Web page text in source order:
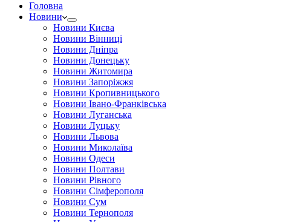
Головна
Новини
Новини Києва
Новини Вінниці
Новини Дніпра
Новини Донецьку
Новини Житомира
Новини Запоріжжя
Новини Кропивницького
Новини Івано-Франківська
Новини Луганська
Новини Луцьку
Новини Львова
Новини Миколаїва
Новини Одеси
Новини Полтави
Новини Рівного
Новини Сімферополя
Новини Сум
Новини Тернополя